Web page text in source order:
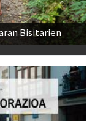
Bisitarien